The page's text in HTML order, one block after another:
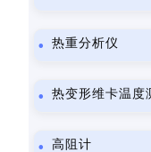
热重分析仪
热变形维卡温度
高阻计